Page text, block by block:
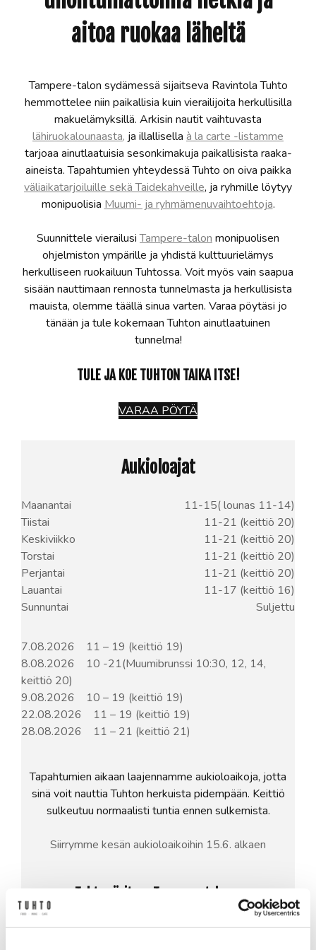
aitoa ruokaa läheltä
Tampere-talon sydämessä sijaitseva Ravintola Tuhto
hemmottelee niin paikallisia kuin vierailijoita herkullisilla
makuelämyksillä. Arkisin nautit vaihtuvasta
lähiruokalounaasta, ja illallisella à la carte -listamme
tarjoaa ainutlaatuisia sesonkimakuja paikallisista raaka-
aineista. Tapahtumien yhteydessä Tuhto on oiva paikka
väliaikatarjoiluille sekä Taidekahveille, ja ryhmille löytyy
monipuolisia Muumi- ja ryhmämenuvaihtoehtoja.
Suunnittele vierailusiTampere-talon monipuolisen
ohjelmiston ympärille ja yhdistä kulttuurielämys
herkulliseen ruokailuun Tuhtossa. Voit myös vain saapua
sisään nauttimaan rennosta tunnelmasta ja herkullisista
mauista, olemme täällä sinua varten. Varaa pöytäsi jo
tänään ja tule kokemaan Tuhton ainutlaatuinen
tunnelma!
TULE JA KOE TUHTON TAIKA ITSE!
VARAA PÖYTÄ
Aukioloajat
Maanantai
11-15( lounas 11-14)
Tiistai
11-21 (keittiö 20)
Keskiviikko
11-21 (keittiö 20)
Torstai
11-21 (keittiö 20)
Perjantai
11-21 (keittiö 20)
Lauantai
11-17 (keittiö 16)
Sunnuntai
Suljettu
7.08.2026
11 – 19 (keittiö 19)
8.08.2026
10 -21(Muumibrunssi 10:30, 12, 14,
keittiö 20)
9.08.2026
10 – 19 (keittiö 19)
22.08.2026
11 – 19 (keittiö 19)
28.08.2026
11 – 21 (keittiö 21)
Tapahtumien aikaan laajennamme aukioloaikoja, jotta
sinä voit nauttia Tuhton herkuista pidempään. Keittiö
sulkeutuu normaalisti tuntia ennen sulkemista.
Siirrymme kesän aukioloaikoihin 15.6. alkaen
Tuhto sijaitsee Tampere-talossa
Yliopistonkatu 55, 33100 Tampere
Ravintolan sali p. +358 50 331 93 15